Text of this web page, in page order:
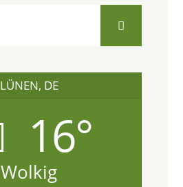
LÜNEN, DE
16°
Wolkig